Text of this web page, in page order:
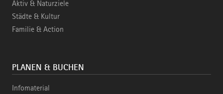
Aktiv & Naturziele
Städte & Kultur
Familie & Action
PLANEN & BUCHEN
Infomaterial